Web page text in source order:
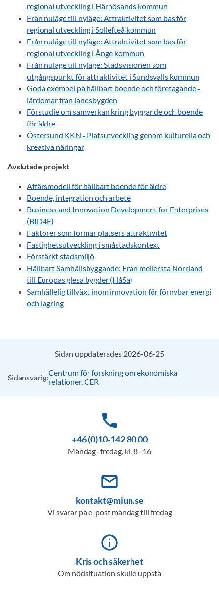
regional utveckling i Härnösands kommun
Från nuläge till nyläge: Attraktivitet som bas för
regional utveckling i Sollefteå kommun
Från nuläge till nyläge: Attraktivitet som bas för
regional utveckling i Ånge kommun
Från nuläge till nyläge: Stadsvisionen som
utgångspunkt för attraktivitet i Sundsvalls kommun
Goda exempel på hållbart boende och företagande ‑
lärdomar från landsbygden
Förstudie om samverkan kring byggande och boende
för äldre
Östersund KKN ‑ Platsutveckling genom kulturella och
kreativa näringar
Avslutade projekt
Affärsmodell för hållbart boende för äldre
Boende, integration och arbete
Business and Innovation Development for Enterprises
(BID4E)
Faktorer som formar platsers attraktivitet
Fastighetsutveckling i småstadskontext
Förstärkt stadsmiljö
Hållbart Samhällsbyggande: Från mellersta Norrland
till Europas glesa bygder (HåSa)
Samhällelig tillväxt inom innovation för förnybar energi
och lagring
Sidan uppdaterades 2026-06-25
Sidansvarig:Centrum för forskning om ekonomiska
relationer, CER
phone
+46 (0)10-142 80 00
Måndag–fredag, kl. 8–16
mail_outline
kontakt@miun.se
Vi svarar på e-post måndag till fredag
info_outline
Kris och säkerhet
Om nödsituation skulle uppstå